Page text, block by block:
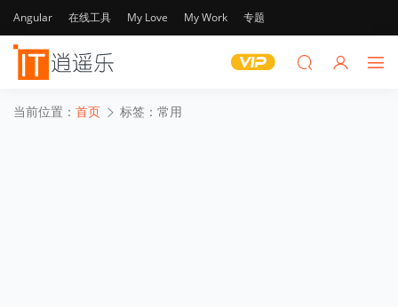
Angular 在线工具 My Love My Work 专题
当前位置： 首页 标签：常用